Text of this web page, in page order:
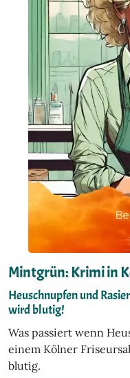
Mintgrün: Krimi in
Heuschnupfen und
wird blutig!
Was passiert wenn
einem Kölner
blutig.